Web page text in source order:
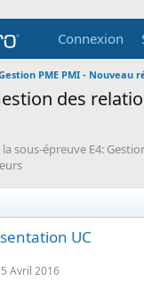
Connexion
PME PMI - Nouveau
des
sous-épreuve E4:
UC
5 Avril 2016